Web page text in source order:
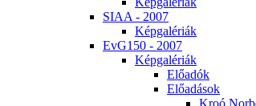
SI­AA - 2007
Kép­ga­lé­ri­ák
EvG150 - 2007
Kép­ga­lé­ri­ák
Elő­adók
Elő­adá­sok
Kroó